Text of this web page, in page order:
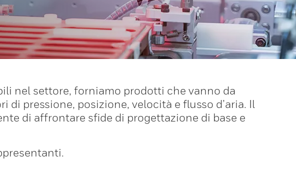
nel settore, forniamo prodotti che vanno da
pressione, posizione, velocità e flusso d’aria. Il
di affrontare sfide di progettazione di base e